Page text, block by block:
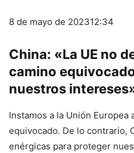
8 de mayo de 202312:34
China: «La UE no
camino
nuestros
Instamos a la Unión Europea
equivocado. De lo contrario,
enérgicas para proteger